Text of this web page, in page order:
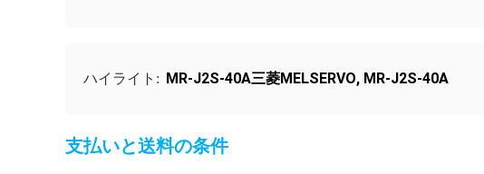
ハイライト: MR-J2S-40A三菱MELSERVO, MR-J2S-40A
支払いと送料の条件